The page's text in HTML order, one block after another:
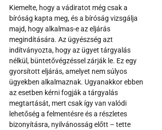
Kiemelte, hogy a vádiratot még csak a
bíróság kapta meg, és a bíróság vizsgálja
majd, hogy alkalmas-e az eljárás
megindítására. Az ügyészség azt
indítványozta, hogy az ügyet tárgyalás
nélkül, büntetővégzéssel zárják le. Ez egy
gyorsított eljárás, amelyet nem súlyos
ügyekben alkalmaznak. Ugyanakkor ebben
az esetben kérni fogják a tárgyalás
megtartását, mert csak így van valódi
lehetőség a felmentésre és a részletes
bizonyításra, nyilvánosság előtt – tette